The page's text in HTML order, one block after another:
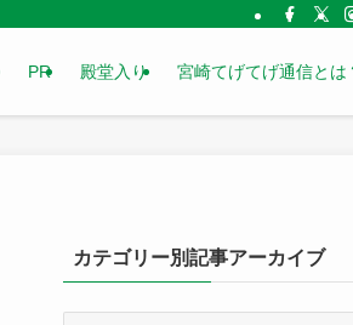
PR 殿堂入り 宮崎てげてげ通信とは
カテゴリー別記事アーカイブ